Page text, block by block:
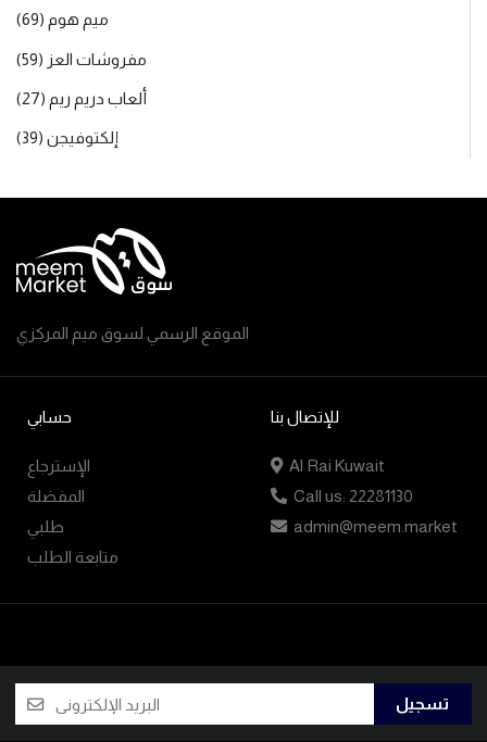
ميم هوم (69)
مفروشات العز (59)
ألعاب دريم ريم (27)
إلكتوفيجن (39)
الموقع الرسمي لسوق ميم المركزي
حسابي
الإسترجاع
المفضلة
طلبي
متابعة الطلب
للإتصال بنا
Al Rai Kuwait
Call us: 22281130
admin@meem.market
تسجيل